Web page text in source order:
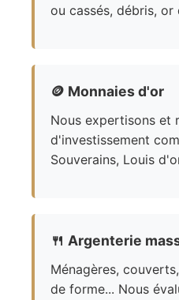
ou cassés, débris, or
🪙 Monnaies d'or
Nous expertisons et
d'investissement
Souverains, Louis
🍴 Argenterie
Ménagères,
de forme... Nous